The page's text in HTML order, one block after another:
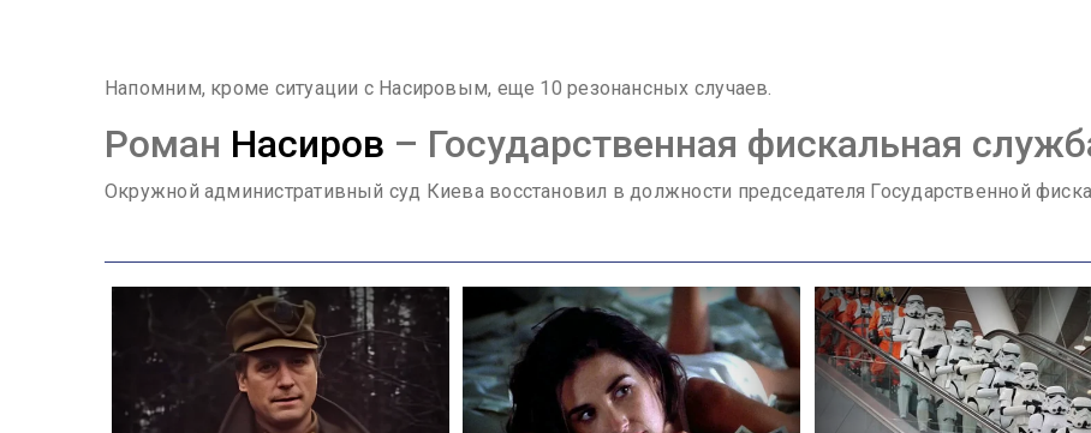
Напомним, кроме ситуации с Насировым, еще 10 резонансных случаев.
Роман Насиров – Государственная фискальная
Окружной административный суд Киева восстановил в должности председателя Государственной